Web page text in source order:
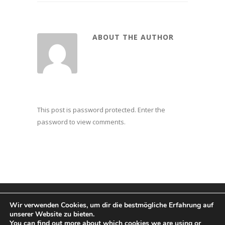
ABOUT THE AUTHOR
This post is password protected. Enter the
password to view comments.
Wir verwenden Cookies, um dir die bestmögliche Erfahrung auf
unserer Website zu bieten.